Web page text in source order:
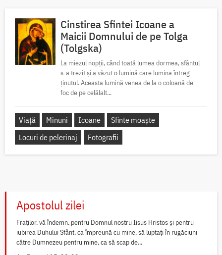
Cinstirea Sfintei Icoane a
Maicii Domnului de pe Tolga
(Tolgska)
La miezul nopții, când toată lumea dormea, sfântul
s-a trezit și a văzut o lumină care lumina întreg
ținutul. Aceasta lumină venea de la o coloană de
foc de pe celălalt...
Viață Minuni Icoane
Sfinte moaște
Locuri de pelerinaj
Fotografii
Apostolul zilei
Fraților, vă îndemn, pentru Domnul nostru Iisus Hristos și pentru
iubirea Duhului Sfânt, ca împreună cu mine, să luptați în rugăciuni
către Dumnezeu pentru mine, ca să scap de...